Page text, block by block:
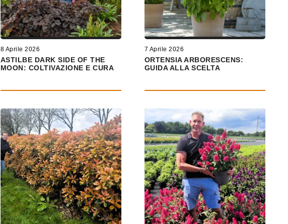
8 Aprile 2026
ASTILBE DARK SIDE OF THE
MOON: COLTIVAZIONE E CURA
7 Aprile 2026
ORTENSIA ARBORESCENS:
GUIDA ALLA SCELTA